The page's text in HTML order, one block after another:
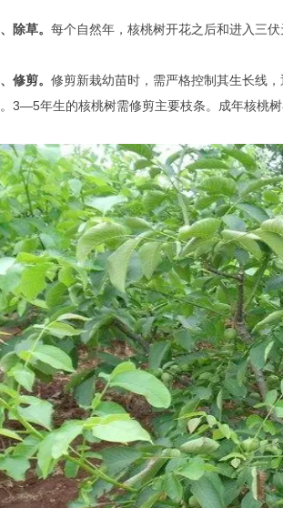
除草。 每个自然年，核桃树开花之后和进入三伏
修剪。 修剪新栽幼苗时，需严格控制其生长线
3—5年生的核桃树需修剪主要枝条。成年核桃树